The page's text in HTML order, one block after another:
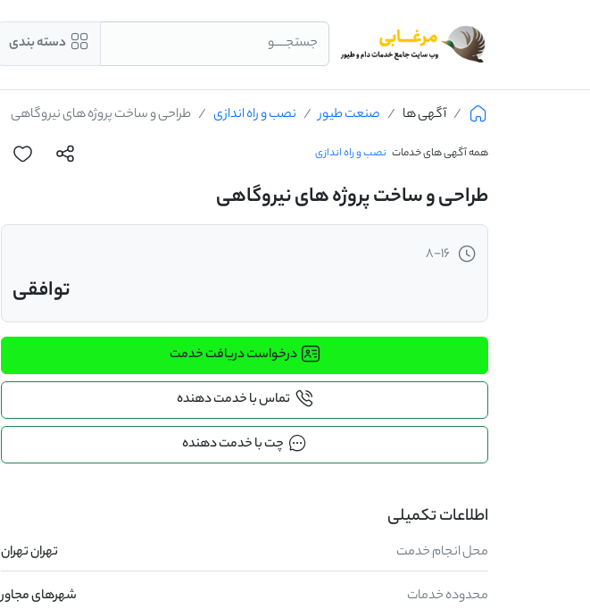
جستجــــو دسته بندی
آگهی ها صنعت طیور نصب و راه اندازی طراحی و ساخت پروژه های نیروگاهی
همه آگهی های خدمات نصب و راه اندازی
طراحی و ساخت پروژه های نیروگاهی
8-16
توافقی
درخواست دریافت خدمت
تماس با خدمت دهنده
چت با خدمت دهنده
اطلاعات تکمیلی
محل انجام خدمت تهران تهران
محدوده خدمات شهرهای مجاور